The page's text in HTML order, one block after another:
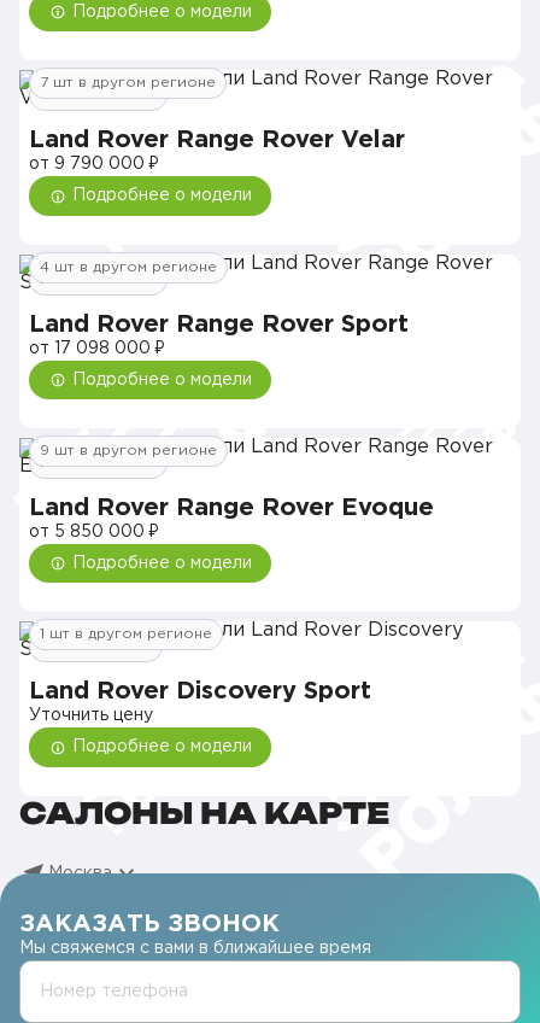
Подробнее о модели
3 шт в наличии
7 шт в другом регионе
Land Rover Range Rover Velar
от 9 790 000 ₽
Подробнее о модели
2 шт в наличии
4 шт в другом регионе
Land Rover Range Rover Sport
от 17 098 000 ₽
Подробнее о модели
2 шт в наличии
9 шт в другом регионе
Land Rover Range Rover Evoque
от 5 850 000 ₽
Подробнее о модели
1 шт в наличии
1 шт в другом регионе
Land Rover Discovery Sport
Уточнить цену
Подробнее о модели
САЛОНЫ НА КАРТЕ
Москва
ЗАКАЗАТЬ ЗВОНОК
Мы свяжемся с вами в ближайшее время
Номер телефона